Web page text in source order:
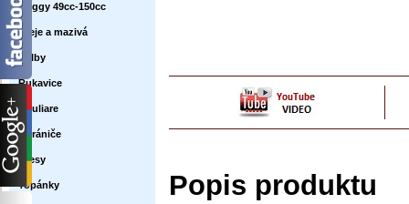
Buggy 49cc-150cc
Oleje a mazivá
Prilby
Rukavice
Okuliare
Chrániče
Dresy
Topánky Popis produktu